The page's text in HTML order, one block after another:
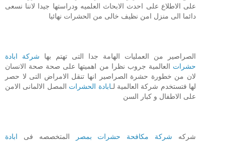
على الاطلاع على احدث الابحاث العلميه ودراستها جيدا لاننا نسعى
دائما الى منزل امن نظيف خالى من الحشرات نهائيا
الصراصير من العمليات الهامة جدا التى تهتم بها شركة ابادة
حشرات العالمية جروب نظرا من اهميتها على صحة صحة الانسان
لان من خطورة حشرة الصراصير انها تنقل الامراض التى لا حصر
لها فتستخدم شركة العالمية لـابادة الحشرات المصل الالمانى الامن
على الاطفال و كبار السن
شركه شركة مكافحة حشرات بمصر المتخصصه فى ابادة